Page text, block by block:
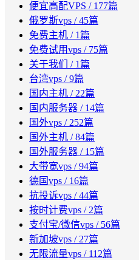
便宜高配VPS / 177篇
俄罗斯vps / 45篇
免费主机 / 1篇
免费试用vps / 75篇
关于我们
/ 1篇
台湾vps / 9篇
国内主机 / 22篇
国内服务器 / 14篇
国外vps / 252篇
国外主机 / 84篇
国外服务器 / 15篇
大带宽vps / 94篇
德国vps / 16篇
抗投诉vps / 44篇
按时计费vps / 2篇
支付宝/微信vps / 56篇
新加坡vps / 27篇
无限流量vps / 112篇